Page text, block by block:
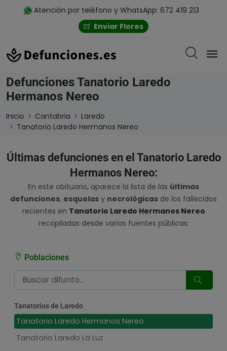
Atención por teléfono y WhatsApp: 672 419 213
Enviar Flores
Defunciones Tanatorio Laredo
Hermanos Nereo
Inicio Cantabria
Laredo
Tanatorio Laredo Hermanos Nereo
Últimas defunciones en el Tanatorio Laredo
Hermanos Nereo:
En este obituario, aparece la lista de las últimas
defunciones, esquelas y necrológicas de los fallecidos
recientes en Tanatorio Laredo Hermanos Nereo
recopiladas desde varias fuentes públicas:
Poblaciones
Tanatorios de Laredo
Tanatorio Laredo Hermanos Nereo
Tanatorio Laredo La Luz